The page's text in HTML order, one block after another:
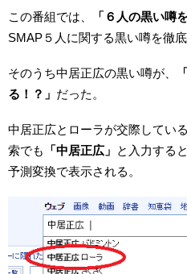
この番組では、 「６人の黒い噂
SMAP５人に関する黒い噂を徹底
そのうち中居正広の黒い噂が、
る！？」 だった。
中居正広とローラが交際してい
索でも
「中居正広」 と入力すると
予測変換で表示される。